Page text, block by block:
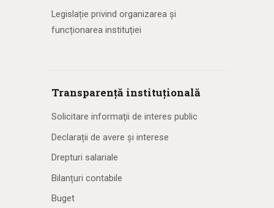
Legislație privind organizarea și
funcționarea instituției
Transparență instituțională
Solicitare informaţii de interes public
Declarații de avere și interese
Drepturi salariale
Bilanțuri contabile
Buget